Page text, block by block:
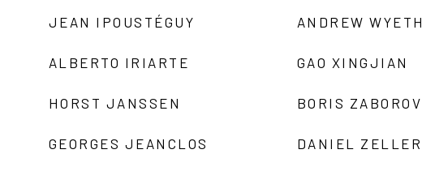
JEAN IPOUSTÉGUY
ALBERTO IRIARTE
HORST JANSSEN
GEORGES JEANCLOS
ANDREW WYETH
GAO XINGJIAN
BORIS ZABOROV
DANIEL ZELLER